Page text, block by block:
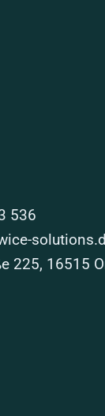
536
225, 16515